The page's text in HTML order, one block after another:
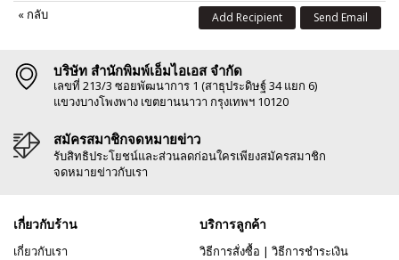
« กลับ Send Email
Add Recipient
บริษัท สำนักพิมพ์เอ็มไอเอส จำกัด
เลขที่ 213/3 ซอยพัฒนาการ 1 (สาธุประดิษฐ์ 34 แยก 6)
แขวงบางโพงพาง เขตยานนาวา กรุงเทพฯ 10120
สมัครสมาชิกจดหมายข่าว
รับสิทธิประโยชน์และส่วนลดก่อนใครเพียงสมัครสมาชิก
จดหมายข่าวกับเรา
เกี่ยวกับร้าน
เกี่ยวกับเรา
บริการลูกค้า
วิธีการสั่งซื้อ | วิธีการชำระเงิน